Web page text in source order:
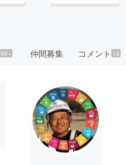
99+ 仲間募集 コメント 13